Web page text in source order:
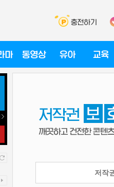
저작